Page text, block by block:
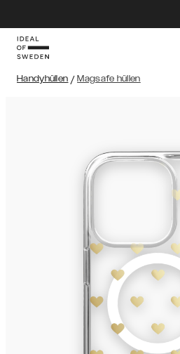
Handyhüllen / Magsafe hüllen